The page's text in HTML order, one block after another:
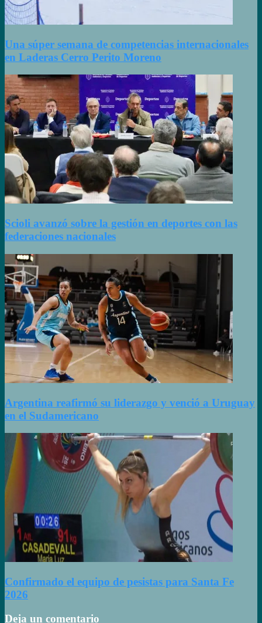
Una súper semana de competencias internacionales
en Laderas Cerro Perito Moreno
Scioli avanzó sobre la gestión en deportes con las
federaciones nacionales
Argentina reafirmó su liderazgo y venció a Uruguay
en el Sudamericano
Confirmado el equipo de pesistas para Santa Fe
2026
Deja un comentario